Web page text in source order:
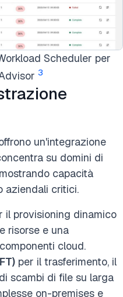
Scheduler per
3
un'integrazione
su domini di
capacità
aziendali critici.
il provisioning dinamico
risorse e una
cloud.
per il trasferimento, il
scambi di file su larga
on-premises e